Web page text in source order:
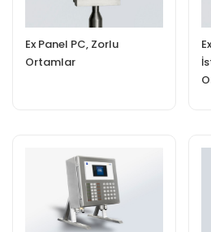
Ex Panel PC, Zorlu
Ortamlar